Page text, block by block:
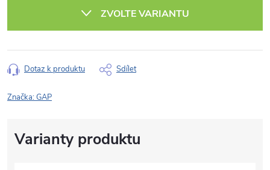
ZVOLTE VARIANTU
Dotaz k produktu Sdílet
Značka:GAP